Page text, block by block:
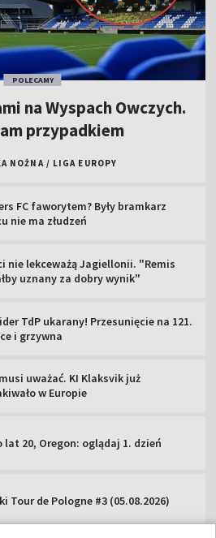
POLECAMY
na Wyspach Owczych.
przypadkiem
NOŻNA / LIGA EUROPY
FC faworytem? Były bramkarz
nie ma złudzeń
nie lekceważą Jagiellonii. "Remis
uznany za dobry wynik"
TdP ukarany! Przesunięcie na 121.
i grzywna
uważać. KI Klaksvik już
w Europie
lat 20, Oregon: oglądaj 1. dzień
Tour de Pologne #3 (05.08.2026)